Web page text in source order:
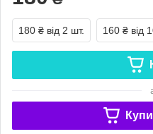
180 ₴ від 2 шт. 160 ₴ від